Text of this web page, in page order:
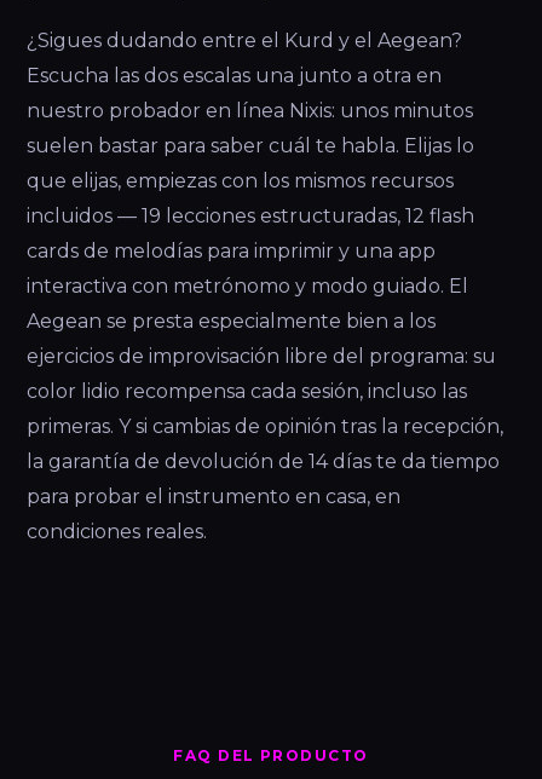
¿Sigues dudando entre el Kurd y el Aegean?
Escucha las dos escalas una junto a otra en
nuestro probador en línea Nixis: unos minutos
suelen bastar para saber cuál te habla. Elijas lo
que elijas, empiezas con los mismos recursos
incluidos — 19 lecciones estructuradas, 12 flash
cards de melodías para imprimir y una app
interactiva con metrónomo y modo guiado. El
Aegean se presta especialmente bien a los
ejercicios de improvisación libre del programa: su
color lidio recompensa cada sesión, incluso las
primeras. Y si cambias de opinión tras la recepción,
la garantía de devolución de 14 días te da tiempo
para probar el instrumento en casa, en
condiciones reales.
FAQ DEL PRODUCTO